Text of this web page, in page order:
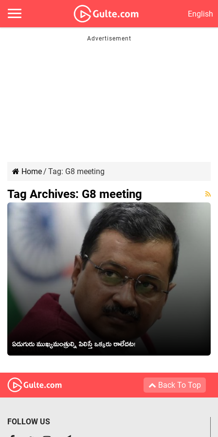
English
Home/ Tag: G8 meeting
Tag Archives: G8 meeting
ఏడుగురు ముఖ్యమంత్రుల్ని పిలిస్తే ఒక్కరు రాలేదట!
Back To Top
FOLLOW US